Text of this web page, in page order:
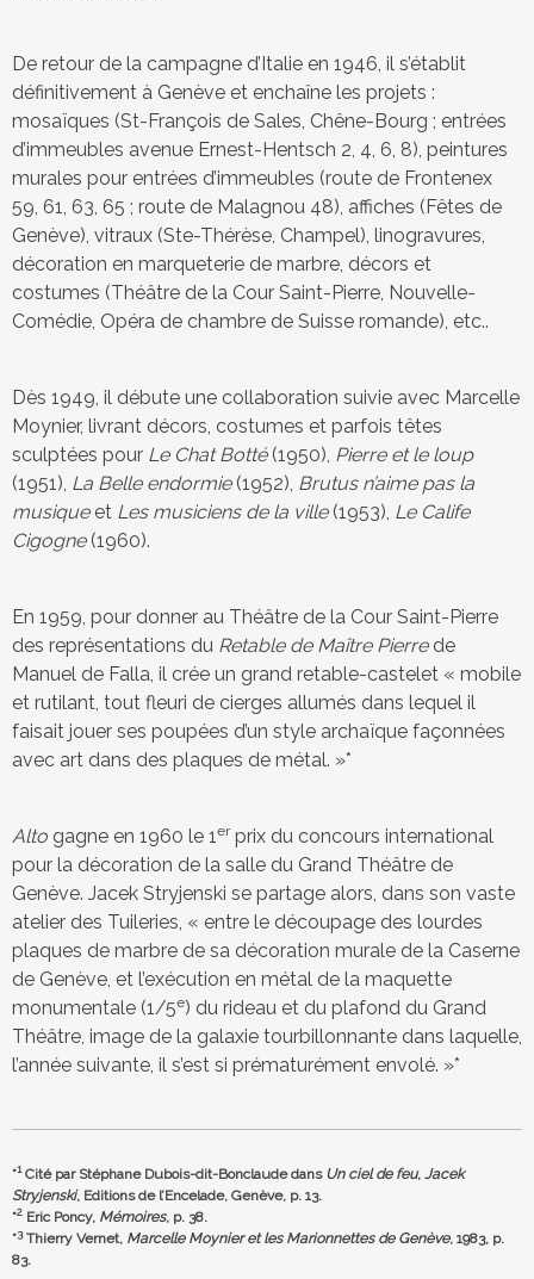
De retour de la campagne d’Italie en 1946, il s’établit
définitivement à Genève et enchaîne les projets :
mosaïques (St-François de Sales, Chêne-Bourg ; entrées
d’immeubles avenue Ernest-Hentsch 2, 4, 6, 8), peintures
murales pour entrées d’immeubles (route de Frontenex
59, 61, 63, 65 ; route de Malagnou 48), affiches (Fêtes de
Genève), vitraux (Ste-Thérèse, Champel), linogravures,
décoration en marqueterie de marbre, décors et
costumes (Théâtre de la Cour Saint-Pierre, Nouvelle-
Comédie, Opéra de chambre de Suisse romande), etc..
Dès 1949, il débute une collaboration suivie avec Marcelle
Moynier, livrant décors, costumes et parfois têtes
sculptées pour Le Chat Botté(1950), Pierre et le loup
(1951), La Belle endormie(1952), Brutus n’aime pas la
musiqueet Les musiciens de la ville(1953), Le Calife
Cigogne(1960).
En 1959, pour donner au Théâtre de la Cour Saint-Pierre
des représentations du Retable de Maître Pierrede
Manuel de Falla, il crée un grand retable-castelet « mobile
et rutilant, tout fleuri de cierges allumés dans lequel il
faisait jouer ses poupées d’un style archaïque façonnées
avec art dans des plaques de métal. »*
Alto gagne en 1960 le 1erprix du concours international
pour la décoration de la salle du Grand Théâtre de
Genève. Jacek Stryjenski se partage alors, dans son vaste
atelier des Tuileries, « entre le découpage des lourdes
plaques de marbre de sa décoration murale de la Caserne
de Genève, et l’exécution en métal de la maquette
monumentale (1/5e) du rideau et du plafond du Grand
Théâtre, image de la galaxie tourbillonnante dans laquelle,
l’année suivante, il s’est si prématurément envolé. »*
*1Cité par Stéphane Dubois-dit-Bonclaude dans Un ciel de feu, Jacek
Stryjenski, Editions de l’Encelade, Genève, p. 13.
*2 Eric Poncy, Mémoires, p. 38.
*3Thierry Vernet, Marcelle Moynier et les Marionnettes de Genève, 1983, p.
83.